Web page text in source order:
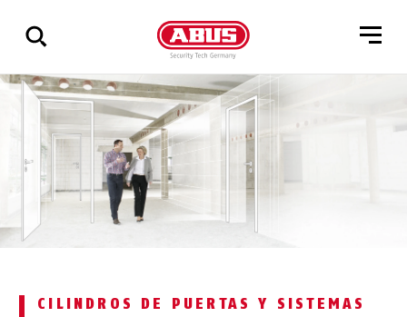
Mostrar
todos
los
resultados
CILINDROS DE PUERTAS Y SISTEMAS